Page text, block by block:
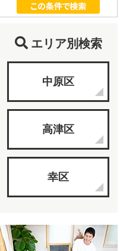
エリア別検索
中原区
高津区
幸区